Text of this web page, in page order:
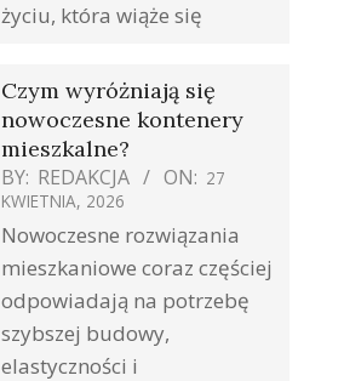
życiu, która wiąże się
Czym wyróżniają się
nowoczesne kontenery
mieszkalne?
BY: REDAKCJA ON: 27
KWIETNIA, 2026
Nowoczesne rozwiązania
mieszkaniowe coraz częściej
odpowiadają na potrzebę
szybszej budowy,
elastyczności i